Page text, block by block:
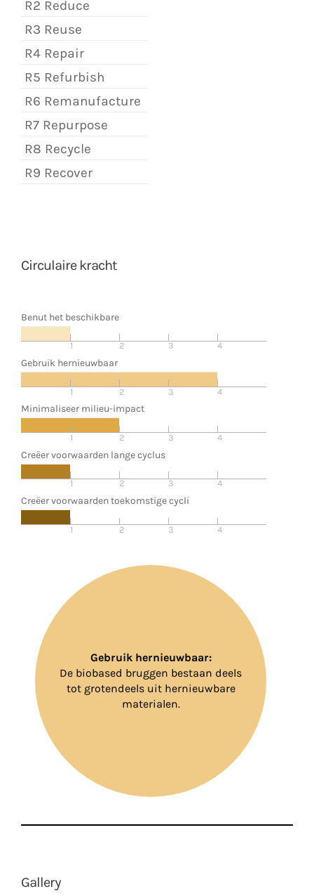
R2 Reduce
R3 Reuse
R4 Repair
R5 Refurbish
R6 Remanufacture
R7 Repurpose
R8 Recycle
R9 Recover
Circulaire kracht
Benut het beschikbare
1 2 3 4
Gebruik hernieuwbaar
1 2 3 4
Minimaliseer milieu-impact
1 2 3 4
Creëer voorwaarden lange cyclus
1 2 3 4
Creëer voorwaarden toekomstige cycli
1 2 3 4
Gebruik hernieuwbaar:
De biobased bruggen bestaan deels
tot grotendeels uit hernieuwbare
materialen.
Gallery